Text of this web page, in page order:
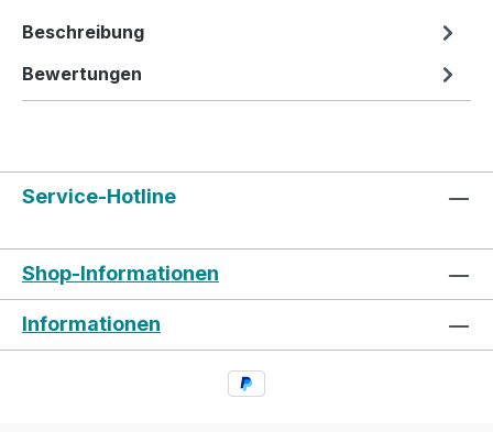
Beschreibung
Bewertungen
Service-Hotline
Shop-Informationen
Informationen